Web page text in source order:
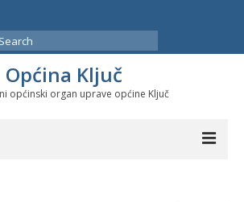
Općina Ključ
općinski organ uprave općine Ključ